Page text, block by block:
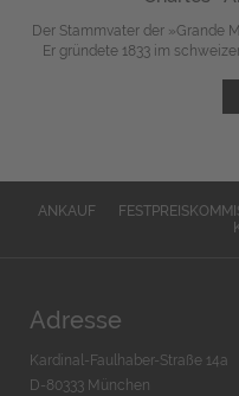
Der Stammvater der »Grande
Er gründete 1833 im
ANKAUF
Adresse
Kardinal-Faulhaber-Straße 14a
D-80333 München